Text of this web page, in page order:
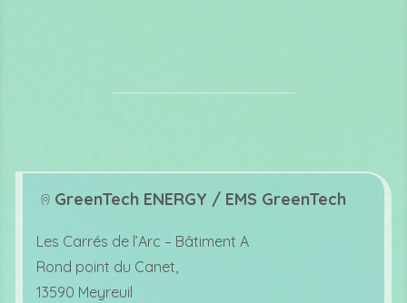
lo
c
at
GreenTech ENERGY / EMS GreenTech
Les Carrés de l’Arc – Bâtiment A
Rond point du Canet,
13590 Meyreuil